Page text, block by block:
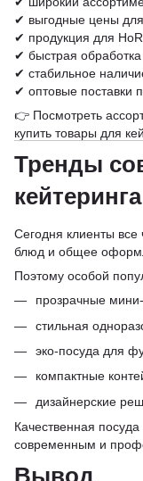
✔ выгодные цены
✔ продукция для
✔ быстрая обработка
✔ стабильное
✔ оптовые поставки
👉 Посмотреть
купить товары для
Тренды
кейтеринга
Сегодня клиенты
блюд и общее
Поэтому особой
прозрачные
стильная
эко-посуда для
компактные
дизайнерские
Качественная
современным и
Вывод